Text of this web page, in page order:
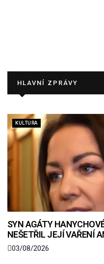
HLAVNÍ ZPRÁVY
KULTURA
SYN AGÁTY
NEŠETŘIL JEJÍ VAŘENÍ
03/08/2026